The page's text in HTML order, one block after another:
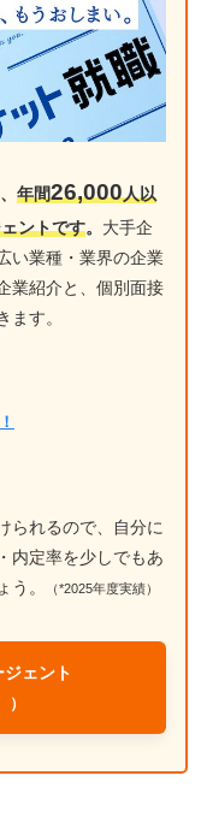
年間26,000人以
ントです。 大手企
い業種・業界の企業
業紹介と、個別面接
す。
られるので、自分に
内定率を少しでもあ
う。
（*2025年度実績）
ェント
）